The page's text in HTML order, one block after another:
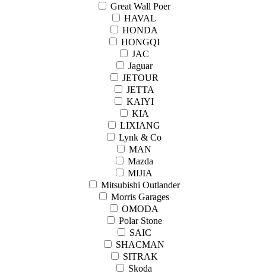
Great Wall Рoer
HAVAL
HONDA
HONGQI
JAC
Jaguar
JETOUR
JETTA
KAIYI
KIA
LIXIANG
Lynk & Co
MAN
Mazda
MIJIA
Mitsubishi Outlander
Morris Garages
OMODA
Polar Stone
SAIC
SHACMAN
SITRAK
Skoda